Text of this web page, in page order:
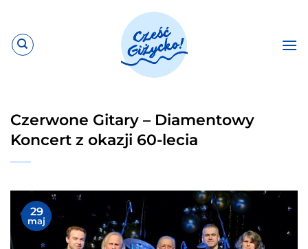
zawartości
Czerwone Gitary – Diamentowy
Koncert z okazji 60-lecia
29
maj